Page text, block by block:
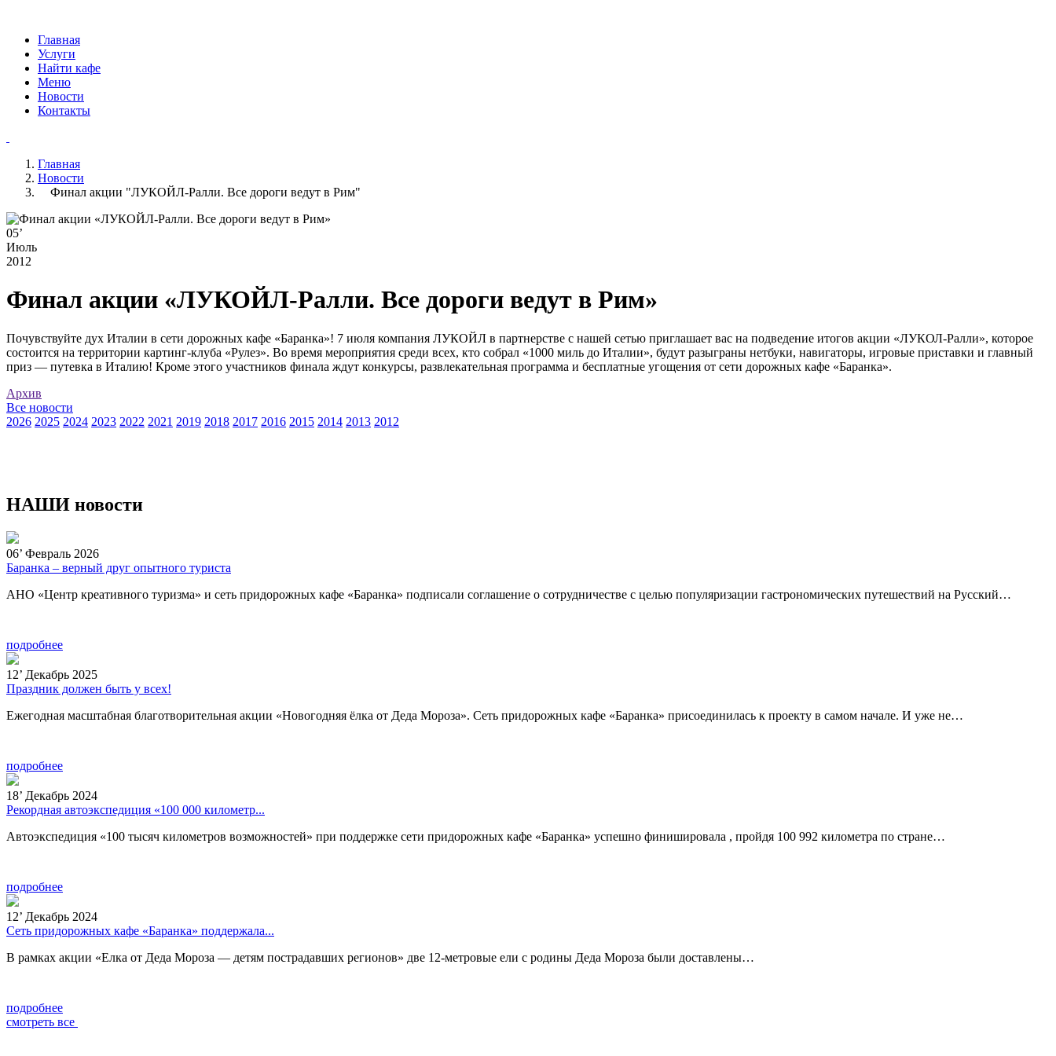
Главная
Услуги
Найти кафе
Меню
Новости
Контакты
Главная
Новости
Финал акции "ЛУКОЙЛ-Ралли. Все дороги ведут в Рим"
05’
Июль
2012
Финал акции «ЛУКОЙЛ-Ралли. Все дороги ведут в Рим»
Почувствуйте дух Италии в сети дорожных кафе «Баранка»! 7 июля компания ЛУКОЙЛ в партнерстве с нашей сетью приглашает вас на подведение итогов акции «ЛУКОЛ-Ралли», которое
состоится на территории картинг-клуба «Рулез». Во время мероприятия среди всех, кто собрал «1000 миль до Италии», будут разыграны нетбуки, навигаторы, игровые приставки и главный
приз — путевка в Италию! Кроме этого участников финала ждут конкурсы, развлекательная программа и бесплатные угощения от сети дорожных кафе «Баранка».
Архив
Все новости
2026 2025 2024 2023 2022 2021 2019 2018 2017 2016 2015 2014 2013 2012
НАШИ новости
06’ Февраль 2026
Баранка – верный друг опытного туриста
АНО «Центр креативного туризма» и сеть придорожных кафе «Баранка» подписали соглашение о сотрудничестве с целью популяризации гастрономических путешествий на Русский…
подробнее
12’ Декабрь 2025
Праздник должен быть у всех!
Ежегодная масштабная благотворительная акции «Новогодняя ёлка от Деда Мороза». Сеть придорожных кафе «Баранка» присоединилась к проекту в самом начале. И уже не…
подробнее
18’ Декабрь 2024
Рекордная автоэкспедиция «100 000 километр...
Автоэкспедиция «100 тысяч километров возможностей» при поддержке сети придорожных кафе «Баранка» успешно финишировала , пройдя 100 992 километра по стране…
подробнее
12’ Декабрь 2024
Сеть придорожных кафе «Баранка» поддержала...
В рамках акции «Елка от Деда Мороза — детям пострадавших регионов» две 12-метровые ели с родины Деда Мороза были доставлены…
подробнее
смотреть все